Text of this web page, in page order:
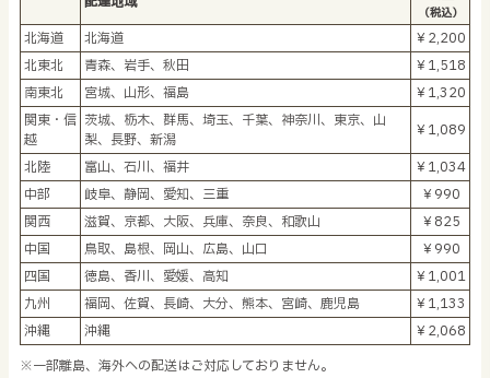
（税込）
北海道 北海道
￥2,200
北東北
青森、岩手、秋田
￥1,518
南東北
宮城、山形、福島
￥1,320
関東・信
越
茨城、栃木、群馬、埼玉、千葉、神奈川、東京、山
梨、長野、新潟
￥1,089
北陸
富山、石川、福井
￥1,034
中部
岐阜、静岡、愛知、三重
￥990
関西
滋賀、京都、大阪、兵庫、奈良、和歌山
￥825
中国
鳥取、島根、岡山、広島、山口
￥990
四国
徳島、香川、愛媛、高知
￥1,001
九州
福岡、佐賀、長崎、大分、熊本、宮崎、鹿児島
￥1,133
沖縄
沖縄
￥2,068
※一部離島、海外への配送はご対応しておりません。